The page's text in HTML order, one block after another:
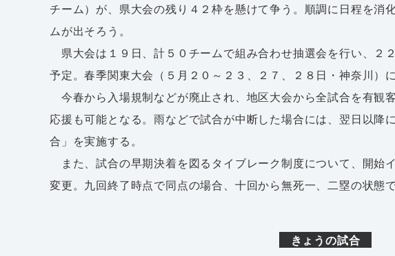
チーム）が、県大会の残り４２枠を懸けて争う。順調に日程を消
ムが出そろう。
県大会は１９日、計５０チームで組み合わせ抽選会を行い、２
予定。春季関東大会（５月２０～２３、２７、２８日・神奈川）
今春から入場規制などが廃止され、地区大会から全試合を有観
応援も可能となる。雨などで試合が中断した場合には、翌日以降
合」を実施する。
また、試合の早期決着を図るタイブレーク制度について、開始
変更。九回終了時点で同点の場合、十回から無死一、二塁の状態
きょうの試合